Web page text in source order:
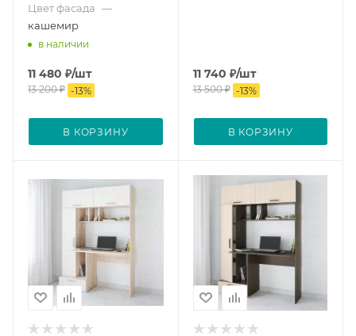
Цвет фасада —
кашемир
в наличии
11 480 ₽/шт
13 200₽ -13%
В КОРЗИНУ
11 740 ₽/шт
13 500₽ -13%
В КОРЗИНУ